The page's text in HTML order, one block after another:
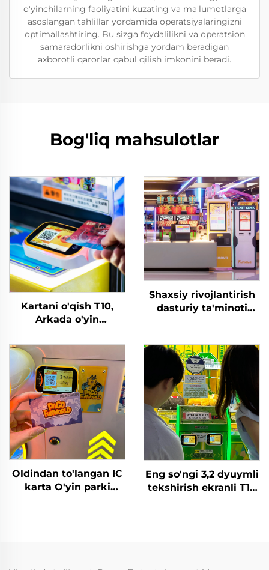
o'yinchilarning faoliyatini kuzating va ma'lumotlarga
asoslangan tahlillar yordamida operatsiyalaringizni
optimallashtiring. Bu sizga foydalilikni va operatsion
samaradorlikni oshirishga yordam beradigan
axborotli qarorlar qabul qilish imkonini beradi.
Bog'liq mahsulotlar
Kartani o'qish T10,
Arkada o'yin
A'zolik
kartasi/vristbandini
tekshirish orqali
Qoldiq kreditni
faollashtirish yoki
yechib olish
Shaxsiy rivojlantirish
dasturiy ta'minoti
boshqarish tizimi Ichki
o'yin maydonchasi
Arked o'yin markazlari
O'tkazish parklari
uchun
Oldindan to'langan IC
karta O'yin parki
Eng so'ngi 3,2 dyuymli
tekshirish ekranli T10